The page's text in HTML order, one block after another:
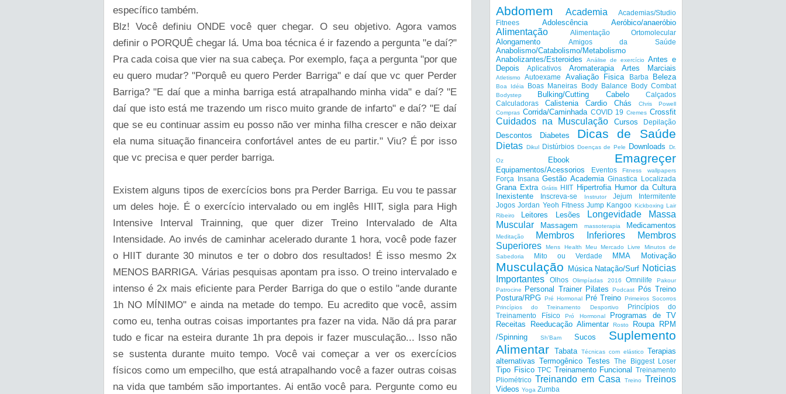
específico também.
Blz! Você definiu ONDE você quer chegar. O seu objetivo. Agora vamos
definir o PORQUÊ chegar lá. Uma boa técnica é ir fazendo a pergunta "e daí?"
Pra cada coisa que vier na sua cabeça. Por exemplo, faça a pergunta "por que
eu quero mudar? "Porquê eu quero Perder Barriga" e daí que vc quer Perder
Barriga? "E daí que a minha barriga está atrapalhando minha vida" e daí? "E
daí que isto está me trazendo um risco muito grande de infarto" e daí? "E daí
que se eu continuar assim eu posso não ver minha filha crescer e não deixar
ela numa situação financeira confortável antes de eu partir." Viu? É por isso
que vc precisa e quer perder barriga.
Existem alguns tipos de exercícios bons pra Perder Barriga. Eu vou te passar
um deles hoje. É o exercício intervalado ou em inglês HIIT, sigla para High
Intensive Interval Trainning, que quer dizer Treino Intervalado de Alta
Intensidade. Ao invés de caminhar acelerado durante 1 hora, você pode fazer
o HIIT durante 30 minutos e ter o dobro dos resultados! É isso mesmo 2x
MENOS BARRIGA. Várias pesquisas apontam pra isso. O treino intervalado e
intenso é 2x mais eficiente para Perder Barriga do que o estilo "ande durante
1h NO MÍNIMO" e ainda na metade do tempo. Eu acredito que você, assim
como eu, tenha outras coisas importantes pra fazer na vida. Não dá pra parar
tudo e ficar na esteira durante 1h pra depois ir fazer musculação... Isso não
se sustenta durante muito tempo. Você vai começar a ver os exercícios
físicos como um empecilho, que está atrapalhando você a fazer outras coisas
na vida que também são importantes. Ai então você para. Pergunte como eu
Abdomem Academia
Academias/Studio
Fitnees
Adolescência Aeróbico/anaeróbio
Alimentação Alimentação Ortomolecular
Alongamento Amigos da Saúde
Anabolismo/Catabolismo/Metabolismo
Anabolizantes/Esteroides
Análise de exercício
Antes e
Depois
Aplicativos Aromaterapia Artes Marciais
Atletismo Autoexame Avaliação Fisica Barba Beleza
Boa Idéia Boas Maneiras Body Balance Body Combat
Bodystep Bulking/Cutting Cabelo
Calçados
Calculadoras
Calistenia Cardio Chás
Chris Powell
Compras Corrida/Caminhada COVID 19 Cremes Crossfit
Cuidados na Musculação Cursos Depilação
Descontos Diabetes Dicas de Saúde
Dietas Dikul Distúrbios Doenças de Pele Downloads Dr.
Oz Ebook Emagreçer
Equipamentos/Acessorios Eventos Fitness wallpapers
Força Insana Gestão Academia Ginastica Localizada
Grana Extra Grátis HIIT Hipertrofia Humor da Cultura
Inexistente
Inscreva-se Instrutor
Jejum Intermitente
Jogos Jordan Yeoh Fitness Jump Kangoo Kickboxing Lair
Ribeiro
Leitores Lesões Longevidade
Massa
Muscular
Massagem massoterapia Medicamentos
Meditação Membros Inferiores
Membros
Superiores
Mens Health Meu Mercado Livre
Minutos de
Sabedoria
Mito ou Verdade MMA Motivação
Musculação Música Natação/Surf Noticias
Importantes
Olhos Olimpíadas 2016 Omnilife
Pakour
Patrocine
Personal Trainer Pilates Podcast
Pós Treino
Postura/RPG Pré Hormonal Pré Treino Primeiros Socorros
Princípios do Treinamento Desportivo
Princípios do
Treinamento Físico
Pró Hormonal
Programas de TV
Receitas
Reeducação Alimentar Rosto Roupa
RPM
/Spinning
Sh'Bam Sucos
Suplemento
Alimentar Tabata Técnicas com elástico
Terapias
alternativas Termogênico Testes The Biggest Loser
Tipo Fisico TPC Treinamento Funcional
Treinamento
Pliométrico Treinando em Casa Treino Treinos
Videos Yoga Zumba